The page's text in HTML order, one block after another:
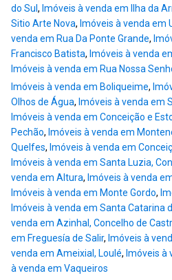
do Sul , Imóveis à venda em Ilha da
Sitio Arte Nova, Imóveis à venda em
venda em Rua Da Ponte Grande,
Francisco Batista, Imóveis à venda
Imóveis à venda em Rua Nossa
Imóveis à venda em Boliqueime,
Olhos de Água, Imóveis à venda em
Imóveis à venda em Conceição e
Pechão, Imóveis à venda em
Quelfes, Imóveis à venda em
Imóveis à venda em Santa Luzia,
venda em Altura, Imóveis à venda
Imóveis à venda em Monte Gordo,
Imóveis à venda em Santa Catarina
venda em Azinhal, Concelho de
em Freguesía de Salir, Imóveis à
venda em Ameixial, Loulé, Imóveis à
à venda em Vaqueiros